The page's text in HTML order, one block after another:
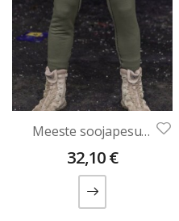
Meeste soojapesu püksid ASSAR
32,10€